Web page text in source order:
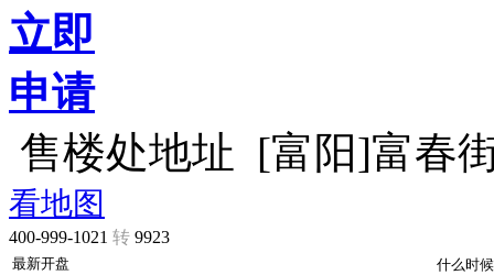
立即
申请
售楼处地址 [富阳]富春
看地图
400-999-1021 转 9923
最新开盘
什么时